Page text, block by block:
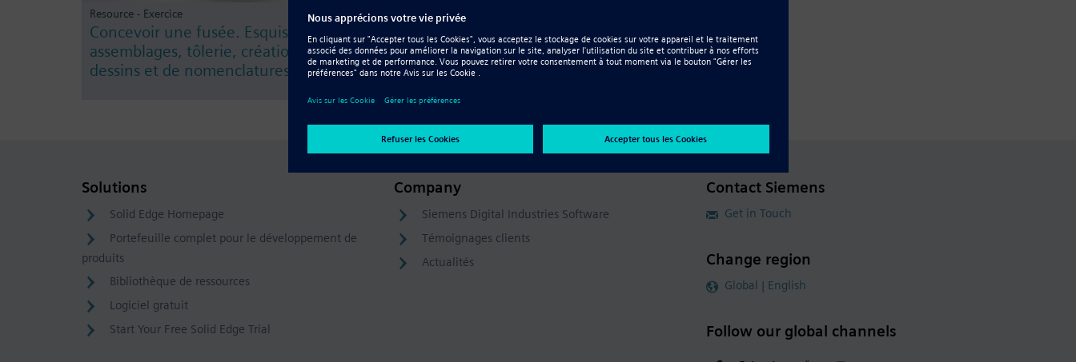
Resource - Exercice
Concevoir une fusée. Esquisse, trous,
assemblages, tôlerie, création de
dessins et de nomenclatures
Solutions
Solid Edge Homepage
Portefeuille complet pour le développement de
produits
Bibliothèque de ressources
Logiciel gratuit
Start Your Free Solid Edge Trial
Company
Siemens Digital Industries Software
Témoignages clients
Actualités
Contact Siemens
Get in Touch
Change region
Global | English
Follow our global channels